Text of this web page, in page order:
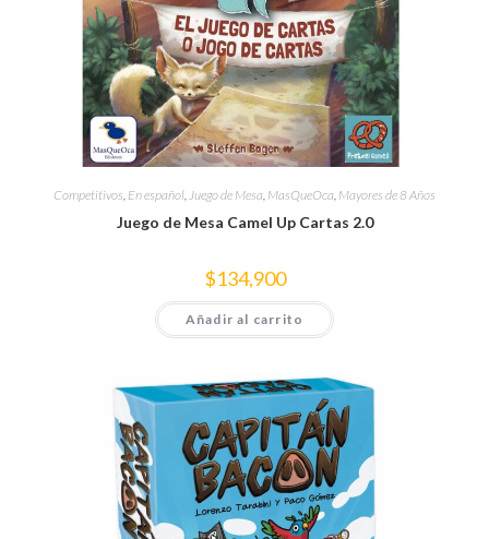
Competitivos En español Juego de Mesa MasQueOca Mayores de 8 Años
Juego de Mesa Camel Up Cartas 2.0
$134,900
Añadir al carrito